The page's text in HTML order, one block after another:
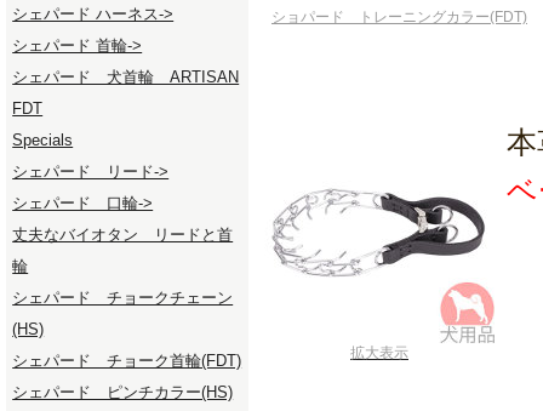
シェパード ハーネス->
シェパード 首輪->
シェパード 犬首輪 ARTISAN
FDT
Specials
シェパード リード->
シェパード 口輪->
丈夫なバイオタン リードと首
輪
シェパード チョークチェーン
(HS)
シェパード チョーク首輪(FDT)
シェパード ピンチカラー(HS)
ショパード トレーニングカラー(FDT)
拡大表示
ベ